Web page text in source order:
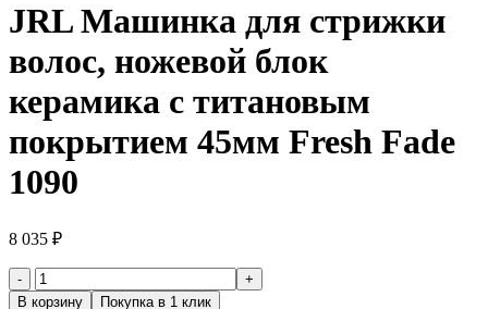
JRL Машинка для стрижки
волос, ножевой блок
керамика с титановым
покрытием 45мм Fresh Fade
1090
8 035 ₽
Количество
товара
В корзину Покупка в 1 клик